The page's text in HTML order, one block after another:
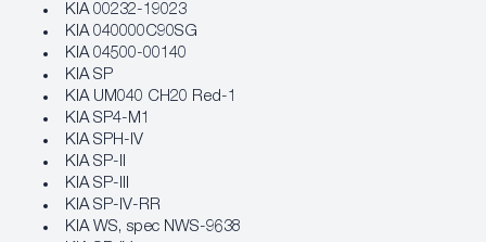
KIA 00232-19023
KIA 040000C90SG
KIA 04500-00140
KIA SP
KIA UM040 CH20 Red-1
KIA SP4-M1
KIA SPH-IV
KIA SP-II
KIA SP-III
KIA SP-IV-RR
KIA WS, spec NWS-9638